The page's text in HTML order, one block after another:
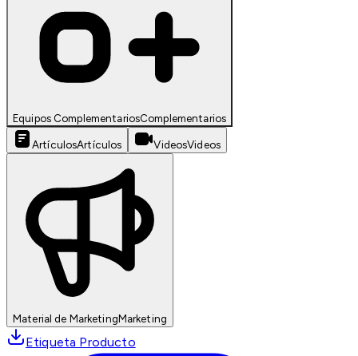
Equipos ComplementariosComplementarios
ArtículosArtículos VideosVideos
Material de MarketingMarketing
Etiqueta Producto